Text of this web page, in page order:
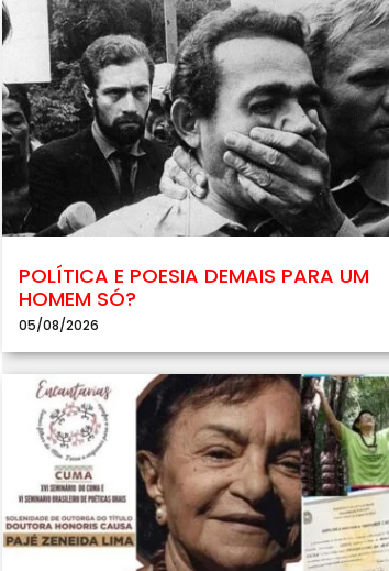
POLÍTICA E POESIA DEMAIS PARA UM
HOMEM SÓ?
05/08/2026